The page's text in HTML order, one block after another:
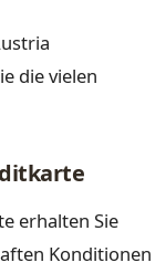
die vielen
erhalten Sie
Konditionen